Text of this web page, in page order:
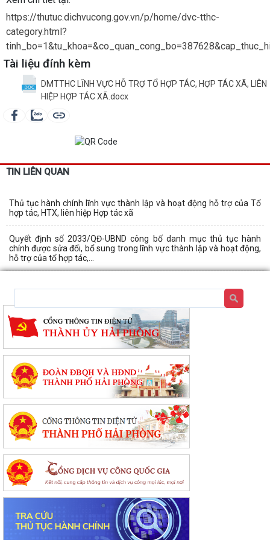
https://thutuc.dichvucong.gov.vn/p/home/dvc-tthc-
category.html?
Tài liệu đính kèm
DMTTHC LĨNH VỰC HỖ TRỢ TỔ HỢP TÁC, HỢP TÁC XÃ, LIÊN
HIỆP HỢP TÁC XÃ.docx
TIN LIÊN QUAN
Thủ tục hành chính lĩnh vực thành lập và hoạt động hỗ trợ của Tổ
hợp tác, HTX, liên hiệp Hợp tác xã
Quyết định số 2033/QĐ-UBND công bố danh mục thủ tục hành
chính được sửa đổi, bổ sung trong lĩnh vực thành lập và hoạt động,
hỗ trợ của tổ hợp tác,...